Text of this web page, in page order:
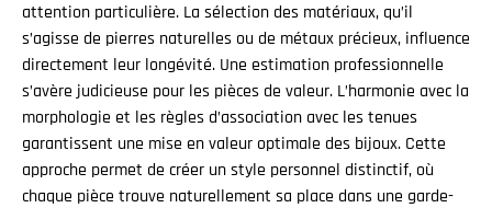
attention particulière. La sélection des matériaux, qu’il
s’agisse de pierres naturelles ou de métaux précieux, influence
directement leur longévité. Une estimation professionnelle
s’avère judicieuse pour les pièces de valeur. L’harmonie avec la
morphologie et les règles d’association avec les tenues
garantissent une mise en valeur optimale des bijoux. Cette
approche permet de créer un style personnel distinctif, où
chaque pièce trouve naturellement sa place dans une garde-